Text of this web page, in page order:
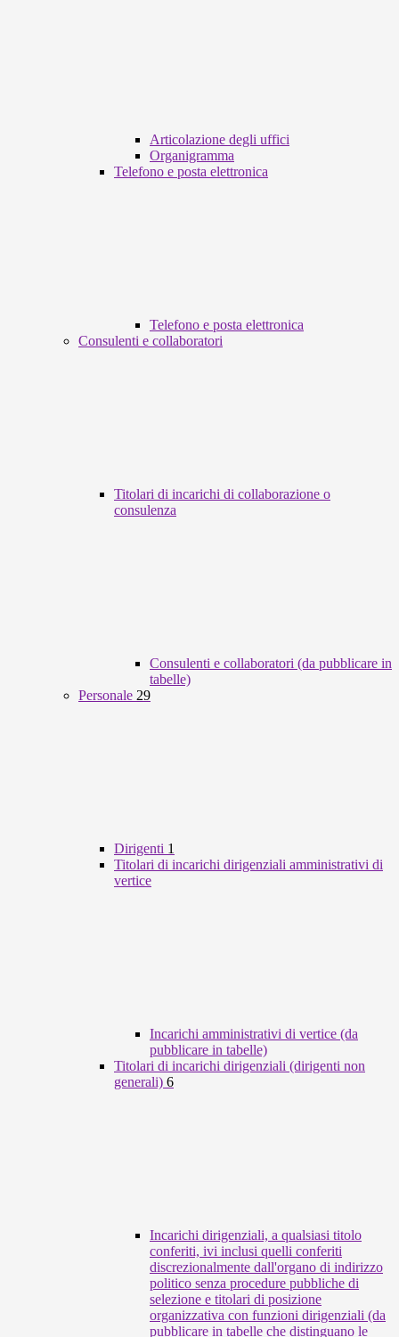
Articolazione degli uffici
Organigramma
Telefono e posta elettronica
Telefono e posta elettronica
Consulenti e collaboratori
Titolari di incarichi di collaborazione o
consulenza
Consulenti e collaboratori (da pubblicare in
tabelle)
Personale 29
Dirigenti 1
Titolari di incarichi dirigenziali amministrativi di
vertice
Incarichi amministrativi di vertice (da
pubblicare in tabelle)
Titolari di incarichi dirigenziali (dirigenti non
generali) 6
Incarichi dirigenziali, a qualsiasi titolo
conferiti, ivi inclusi quelli conferiti
discrezionalmente dall'organo di indirizzo
politico senza procedure pubbliche di
selezione e titolari di posizione
organizzativa con funzioni dirigenziali (da
pubblicare in tabelle che distinguano le